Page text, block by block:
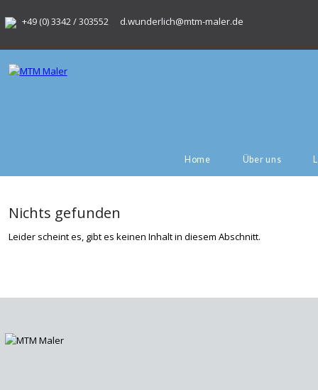
+49 (0) 3342 / 303552 d.wunderlich@mtm-maler.de
Home Über uns
Nichts gefunden
Leider scheint es, gibt es keinen Inhalt in diesem Abschnitt.